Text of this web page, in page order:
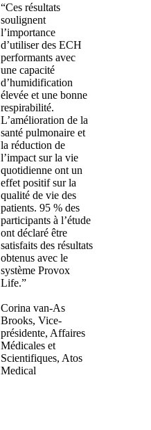
“Ces résultats
soulignent
l’importance
d’utiliser des ECH
performants avec
une capacité
d’humidification
élevée et une bonne
respirabilité.
L’amélioration de la
santé pulmonaire et
la réduction de
l’impact sur la vie
quotidienne ont un
effet positif sur la
qualité de vie des
patients. 95 % des
participants à l’étude
ont déclaré être
satisfaits des résultats
obtenus avec le
système Provox
Life.”
Corina van-As
Brooks, Vice-
présidente, Affaires
Médicales et
Scientifiques, Atos
Medical